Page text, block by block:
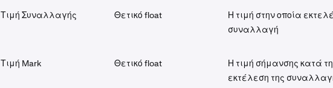
Τιμή Συναλλαγής Θετικό float
Η τιμή στην οποία
συναλλαγή
Τιμή Mark Θετικό float
Η τιμή σήμανσης κατά
εκτέλεση της